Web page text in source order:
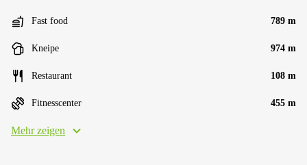
Fast food 789 m
Kneipe 974 m
Restaurant 108 m
Fitnesscenter 455 m
Mehr zeigen